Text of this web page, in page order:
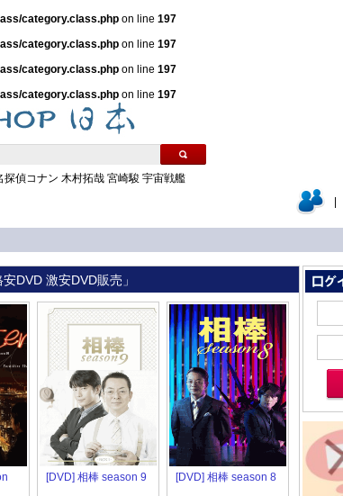
category.class.php on line 197
category.class.php on line 197
category.class.php on line 197
category.class.php on line 197
探偵コナン 木村拓哉 宮崎駿 宇宙戦艦
DVD 激安DVD販売」
[DVD] 相棒 season 9 [DVD] 相棒 season 8